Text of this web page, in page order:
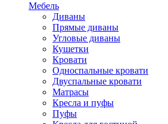
Мебель
Диваны
Прямые диваны
Угловые диваны
Кушетки
Кровати
Односпальные кровати
Двуспальные кровати
Матрасы
Кресла и пуфы
Пуфы